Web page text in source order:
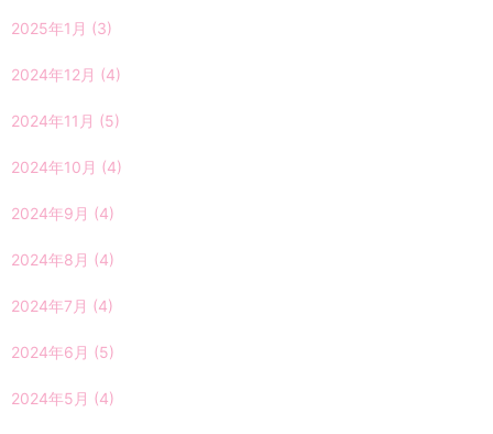
2025年1月 (3)
2024年12月 (4)
2024年11月 (5)
2024年10月 (4)
2024年9月 (4)
2024年8月 (4)
2024年7月 (4)
2024年6月 (5)
2024年5月 (4)